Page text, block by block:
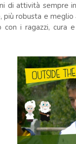
di attività sempre
più robusta e
con i ragazzi,